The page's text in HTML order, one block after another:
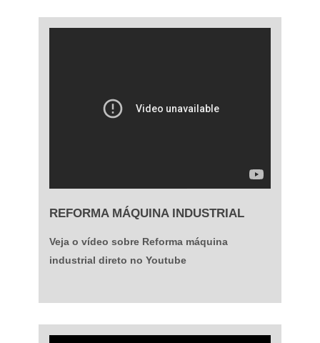
REFORMA MÁQUINA INDUSTRIAL
Veja o vídeo sobre Reforma máquina
industrial direto no Youtube